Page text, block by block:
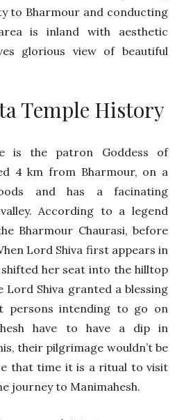
to Bharmour and conducting
is inland with aesthetic
glorious view of beautiful
Temple History
is the patron Goddess of
4 km from Bharmour, on a
and has a facinating
According to a legend
Bharmour Chaurasi, before
Lord Shiva first appears in
her seat into the hilltop
Lord Shiva granted a blessing
persons intending to go on
have to have a dip in
their pilgrimage wouldn’t be
that time it is a ritual to visit
journey to Manimahesh.